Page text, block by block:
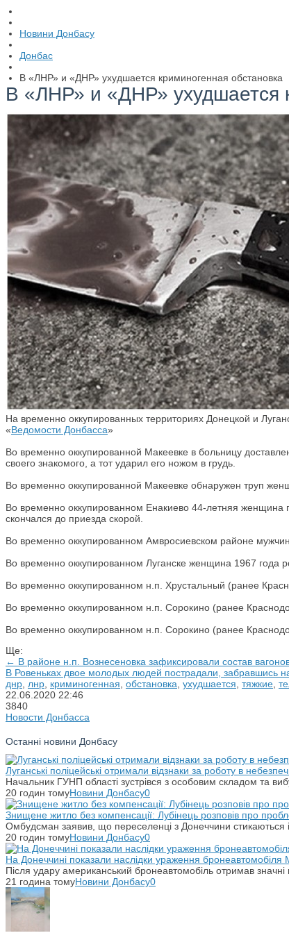
Новини Донбасу
Донбас
В «ЛНР» и «ДНР» ухудшается криминогенная обстановка
В «ЛНР» и «ДНР» ухудшается
На временно оккупированных территориях Донецкой и
«Ведомости Донбасса»
Во временно оккупированной Макеевке в больницу
своего знакомого, а тот ударил его ножом в грудь.
Во временно оккупированной Макеевке обнаружен труп
Во временно оккупированном Енакиево 44-летняя женщина
скончался до приезда скорой.
Во временно оккупированном Амвросиевском районе
Во временно оккупированном Луганске женщина 1967
Во временно оккупированном н.п. Хрустальный (ранее
Во временно оккупированном н.п. Сорокино (ранее
Во временно оккупированном н.п. Сорокино (ранее
Ще:
← В районе н.п. Вознесеновка зафиксировали состав
В Ровеньках двое молодых людей пострадали, забравшись
днр лнр криминогенная обстановка ухудшается тяжкие
22.06.2020 22:46
3840
Новости Донбасса
Останні новини Донбасу
Луганські поліцейські отримали відзнаки за роботу в
Начальник ГУНП області зустрівся з особовим складом та
20 годин томуНовини Донбасу0
Знищене житло без компенсації: Лубінець розповів про
Омбудсман заявив, що переселенці з Донеччини стикаються
20 годин томуНовини Донбасу0
На Донеччині показали наслідки ураження бронеавтомобіля
Після удару американський бронеавтомобіль отримав
21 година томуНовини Донбасу0